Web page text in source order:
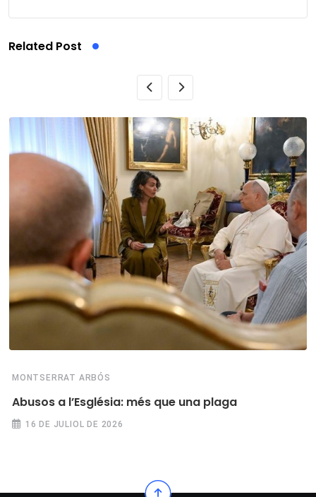
Related Post
MONTSERRAT ARBÓS
Abusos a l’Església: més que una plaga
16 DE JULIOL DE 2026